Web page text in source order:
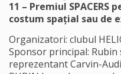
11 – Premiul
costum spațial sau de
Organizatori: clubul
Sponsor principal:
reprezentant Carvin-